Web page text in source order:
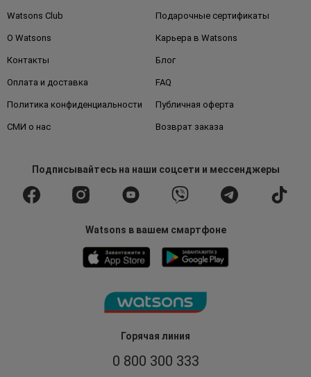
Горячая линия
0 800 300 333
Watsons Club Подарочные сертификаты
О Watsons Карьера в Watsons
Контакты Блог
Оплата и доставка FAQ
Политика конфиденциальности Публичная оферта
СМИ о нас Возврат заказа
Подписывайтесьна наши соцсети и мессенджеры
Watsons в вашем смартфоне